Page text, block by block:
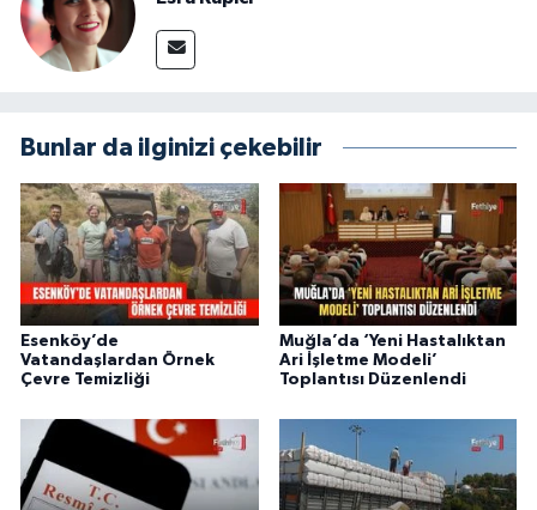
Bunlar da ilginizi çekebilir
Esenköy’de
Vatandaşlardan Örnek
Çevre Temizliği
Muğla’da ‘Yeni Hastalıktan
Ari İşletme Modeli’
Toplantısı Düzenlendi